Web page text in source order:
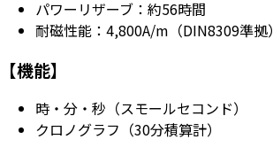
パワーリザーブ：約56時間
耐磁性能：4,800A/m（DIN8309準拠）
【機能】
時・分・秒（スモールセコンド）
クロノグラフ（30分積算計）